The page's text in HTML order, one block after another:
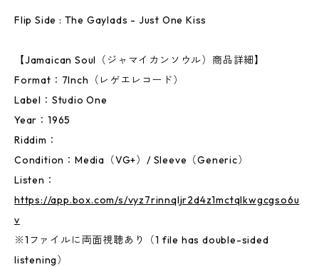
Flip Side : The Gaylads - Just One Kiss
【Jamaican Soul（ジャマイカンソウル）商品詳細】
Format：7Inch（レゲエレコード）
Label：Studio One
Year：1965
Riddim：
Condition：Media（VG+）/ Sleeve（Generic）
Listen：
https://app.box.com/s/vyz7rinnqljr2d4z1mctqlkwgcgso6u
v
※1ファイルに両面視聴あり（1 file has double-sided
listening）